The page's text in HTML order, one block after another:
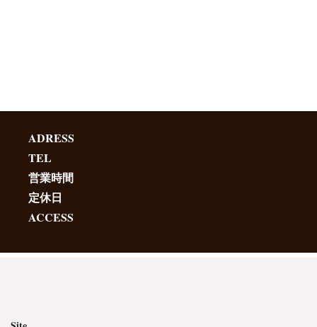
ADRESS
TEL
営業時間
定休日
ACCESS